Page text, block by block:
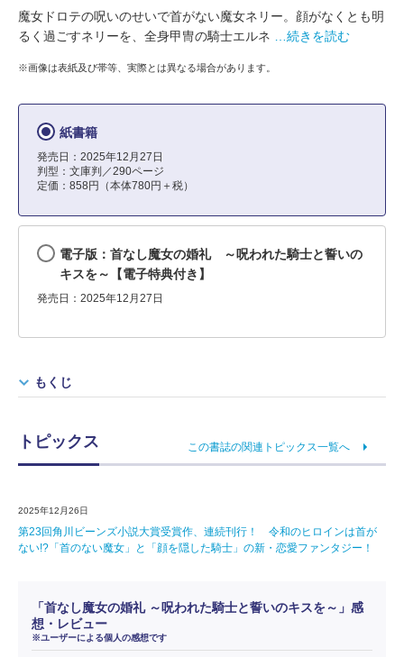
魔女ドロテの呪いのせいで首がない魔女ネリー。顔がなくとも明
るく過ごすネリーを、全身甲冑の騎士エルネ
…続きを読む
※画像は表紙及び帯等、実際とは異なる場合があります。
紙書籍
発売日：2025年12月27日
判型：文庫判／290ページ
定価：858円（本体780円＋税）
電子版：首なし魔女の婚礼 ～呪われた騎士と誓いの
キスを～【電子特典付き】
発売日：2025年12月27日
もくじ
トピックス この書誌の関連トピックス一覧へ
2025年12月26日
第23回角川ビーンズ小説大賞受賞作、連続刊行！ 令和のヒロインは首が
ない!?「首のない魔女」と「顔を隠した騎士」の新・恋愛ファンタジー！
「首なし魔女の婚礼 ～呪われた騎士と誓いのキスを～」感
想・レビュー
※ユーザーによる個人の感想です